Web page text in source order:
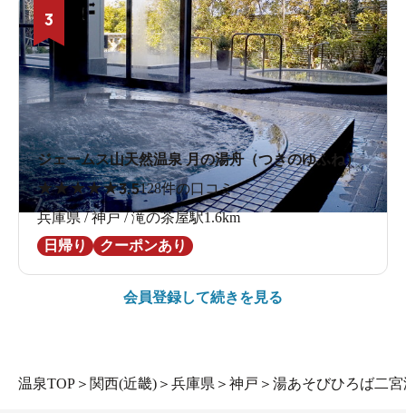
3
ジェームス山天然温泉 月の湯舟（つきのゆふね）
★★★★★3.5128件の口コミ
兵庫県 / 神戸 / 滝の茶屋駅1.6km
日帰り
クーポンあり
会員登録して続きを見る
温泉TOP ＞ 関西(近畿) ＞ 兵庫県 ＞ 神戸 ＞ 湯あそびひろば二